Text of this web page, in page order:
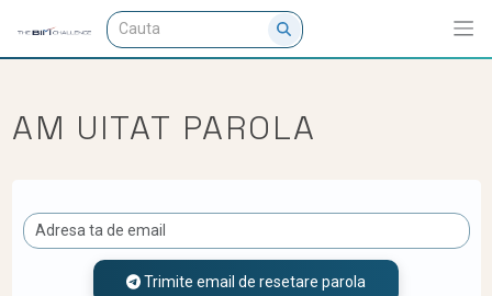
AM UITAT PAROLA
Trimite email de resetare parola